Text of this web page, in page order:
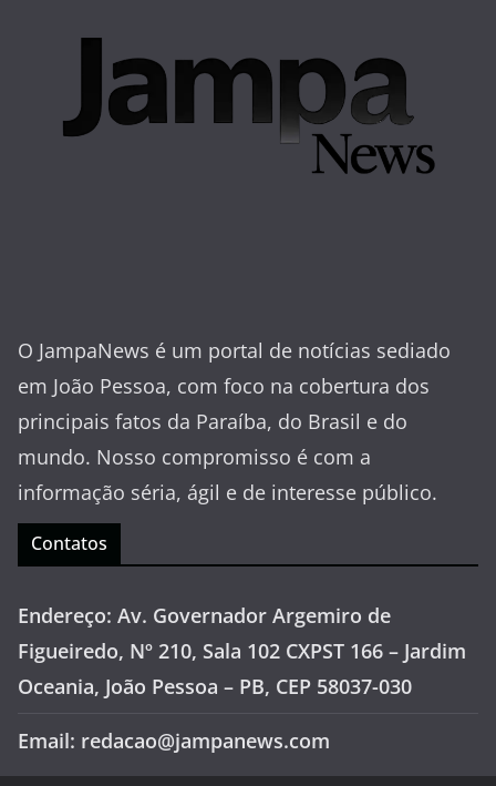
O JampaNews é um portal de notícias sediado
em João Pessoa, com foco na cobertura dos
principais fatos da Paraíba, do Brasil e do
mundo. Nosso compromisso é com a
informação séria, ágil e de interesse público.
Contatos
Endereço: Av. Governador Argemiro de
Figueiredo, Nº 210, Sala 102 CXPST 166 – Jardim
Oceania, João Pessoa – PB, CEP 58037-030
Email: redacao@jampanews.com